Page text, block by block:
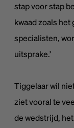
stap voor stap
kwaad zoals het
specialisten,
uitsprake.’
Tiggelaar wil
ziet vooral te
de wedstrijd,